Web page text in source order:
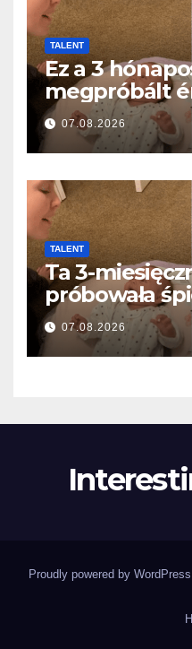
TALENT
Ez a 3
megpróbált
anyával… és
olvasztotta
07.08.2026
TALENT
Ta 3-
próbowała
i roztopiła
07.08.2026
Proudly powered by WordPress